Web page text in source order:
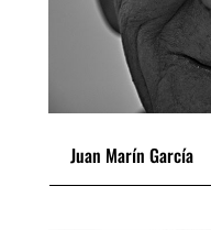
Juan Marín García